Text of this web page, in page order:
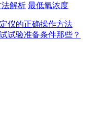
解析 最低氧浓度
仪的正确操作方法
试验准备条件那些？